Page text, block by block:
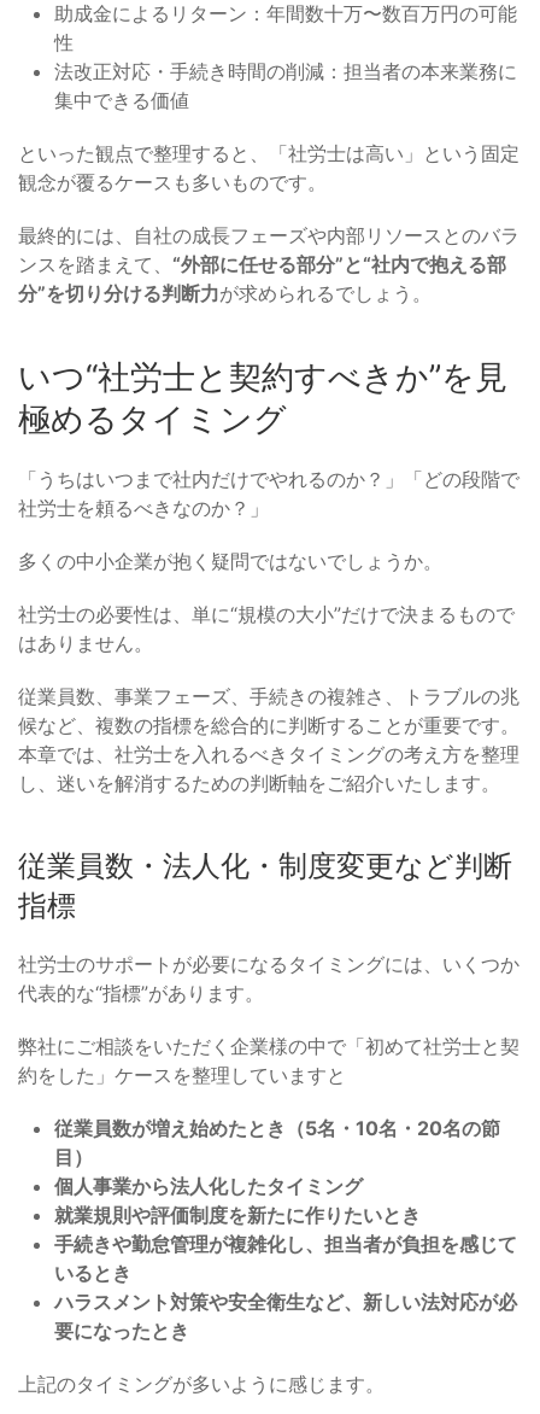
助成金によるリターン：年間数十万〜数百万円の可能
性
法改正対応・手続き時間の削減：担当者の本来業務に
集中できる価値
といった観点で整理すると、「社労士は高い」という固定
観念が覆るケースも多いものです。
最終的には、自社の成長フェーズや内部リソースとのバラ
ンスを踏まえて、 “外部に任せる部分”と“社内で抱える部
分”を切り分ける判断力が求められるでしょう。
いつ“社労士と契約すべきか”を見
極めるタイミング
「うちはいつまで社内だけでやれるのか？」「どの段階で
社労士を頼るべきなのか？」
多くの中小企業が抱く疑問ではないでしょうか。
社労士の必要性は、単に“規模の大小”だけで決まるもので
はありません。
従業員数、事業フェーズ、手続きの複雑さ、トラブルの兆
候など、複数の指標を総合的に判断することが重要です。
本章では、社労士を入れるべきタイミングの考え方を整理
し、迷いを解消するための判断軸をご紹介いたします。
従業員数・法人化・制度変更など判断
指標
社労士のサポートが必要になるタイミングには、いくつか
代表的な“指標”があります。
弊社にご相談をいただく企業様の中で「初めて社労士と契
約をした」ケースを整理していますと
従業員数が増え始めたとき（5名・10名・20名の節
目）
個人事業から法人化したタイミング
就業規則や評価制度を新たに作りたいとき
手続きや勤怠管理が複雑化し、担当者が負担を感じて
いるとき
ハラスメント対策や安全衛生など、新しい法対応が必
要になったとき
上記のタイミングが多いように感じます。